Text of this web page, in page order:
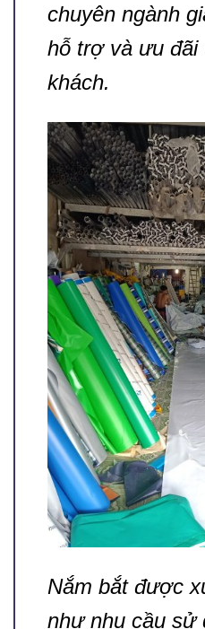
chuyên ngành
hỗ trợ và ưu đãi
khách.
Nắm bắt được
như nhu cầu sử